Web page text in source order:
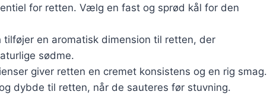
for retten. Vælg en fast og sprød kål for den
tilføjer en aromatisk dimension til retten, der
sødme.
giver retten en cremet konsistens og en rig smag.
dybde til retten, når de sauteres før stuvning.